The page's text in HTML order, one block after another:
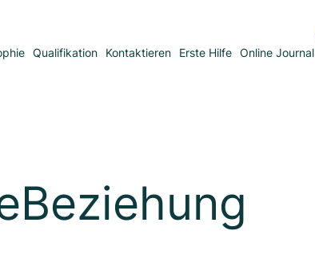
Qualifikation Kontaktieren Erste Hilfe Online Journal